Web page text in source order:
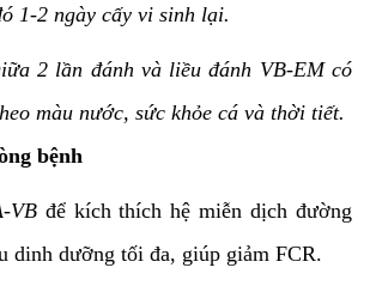
1-2 ngày cấy vi sinh lại.
2 lần đánh và liều đánh VB-EM có
màu nước, sức khỏe cá và thời tiết.
bệnh
VBđể kích thích hệ miễn dịch đường
dinh dưỡng tối đa, giúp giảm FCR.